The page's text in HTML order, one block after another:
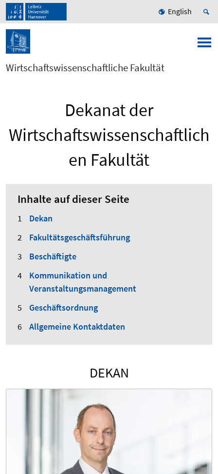
English
Wirtschaftswissenschaftliche Fakultät
Dekanat der
Wirtschaftswissenschaftlich
en Fakultät
Inhalte auf dieser Seite
Dekan
Fakultätsgeschäftsführung
Beschäftigte
Kommunikation und
Veranstaltungsmanagement
Geschäftsordnung
Allgemeine Kontaktdaten
DEKAN